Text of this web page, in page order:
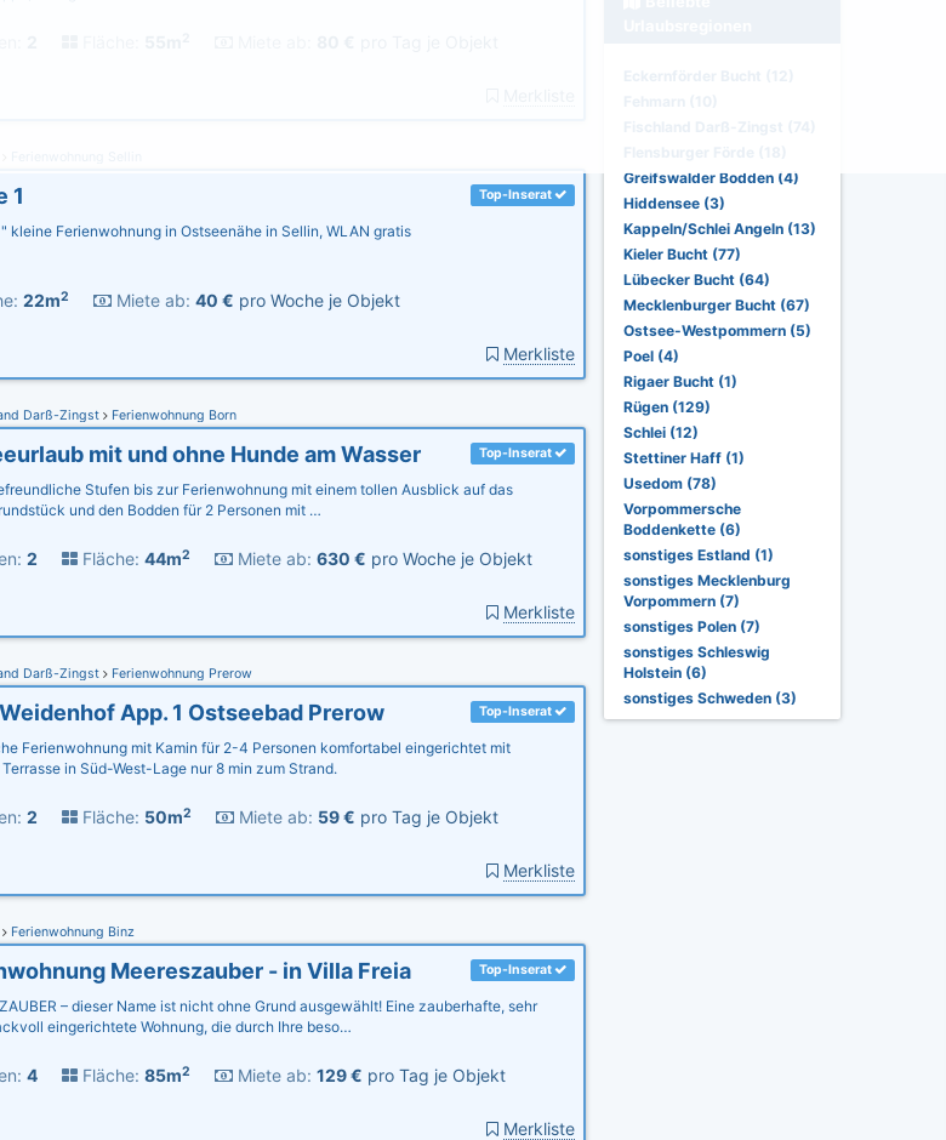
Top-Inserat
1
kleine Ferienwohnung in Ostseenähe in Sellin, WLAN gratis
22m2 Miete ab: 40 € pro Woche je Objekt
Merkliste
Darß-Zingst Ferienwohnung Born
Top-Inserat
mit und ohne Hunde am Wasser
Stufen bis zur Ferienwohnung mit einem tollen Ausblick auf das
und den Bodden für 2 Personen mit …
2 Fläche: 44m2 Miete ab: 630 € pro Woche je Objekt
Merkliste
Darß-Zingst Ferienwohnung Prerow
Top-Inserat
App. 1 Ostseebad Prerow
Ferienwohnung mit Kamin für 2-4 Personen komfortabel eingerichtet mit
in Süd-West-Lage nur 8 min zum Strand.
2 Fläche: 50m2 Miete ab: 59 € pro Tag je Objekt
Merkliste
Ferienwohnung Binz
Top-Inserat
Meereszauber - in Villa Freia
– dieser Name ist nicht ohne Grund ausgewählt! Eine zauberhafte, sehr
eingerichtete Wohnung, die durch Ihre beso…
4 Fläche: 85m2 Miete ab: 129 € pro Tag je Objekt
Merkliste
Greifswalder Bodden (4)
Hiddensee (3)
Kappeln/Schlei Angeln (13)
Kieler Bucht (77)
Lübecker Bucht (64)
Mecklenburger Bucht (67)
Ostsee-Westpommern (5)
Poel (4)
Rigaer Bucht (1)
Rügen (129)
Schlei (12)
Stettiner Haff (1)
Usedom (78)
Vorpommersche
Boddenkette (6)
sonstiges Estland (1)
sonstiges Mecklenburg
Vorpommern (7)
sonstiges Polen (7)
sonstiges Schleswig
Holstein (6)
sonstiges Schweden (3)